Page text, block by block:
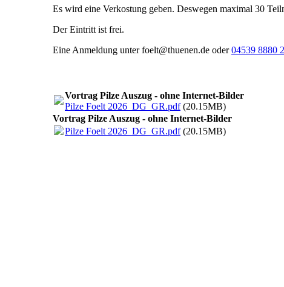
Es wird eine Verkostung geben. Deswegen maximal 30
Der Eintritt ist frei.
Eine Anmeldung unter foelt@thuenen.de oder04539 8880
Vortrag Pilze Auszug - ohne Internet-Bilder
Pilze Foelt 2026_DG_GR.pdf(20.15MB)
Vortrag Pilze Auszug - ohne Internet-Bilder
Pilze Foelt 2026_DG_GR.pdf(20.15MB)